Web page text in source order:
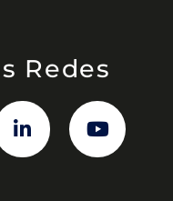
Redes